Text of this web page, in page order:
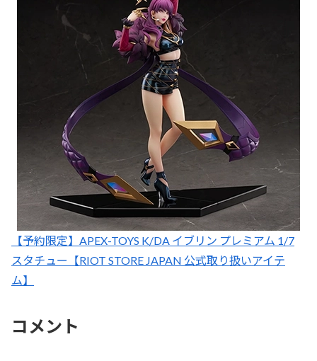
【予約限定】APEX-TOYS K/DA イブリン プレミアム 1/7
スタチュー【RIOT STORE JAPAN 公式取り扱いアイテ
ム】
コメント